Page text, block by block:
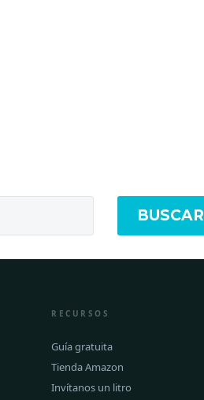
BUSCAR
RECURSOS
Guía gratuita
Tienda Amazon
Invítanos un litro